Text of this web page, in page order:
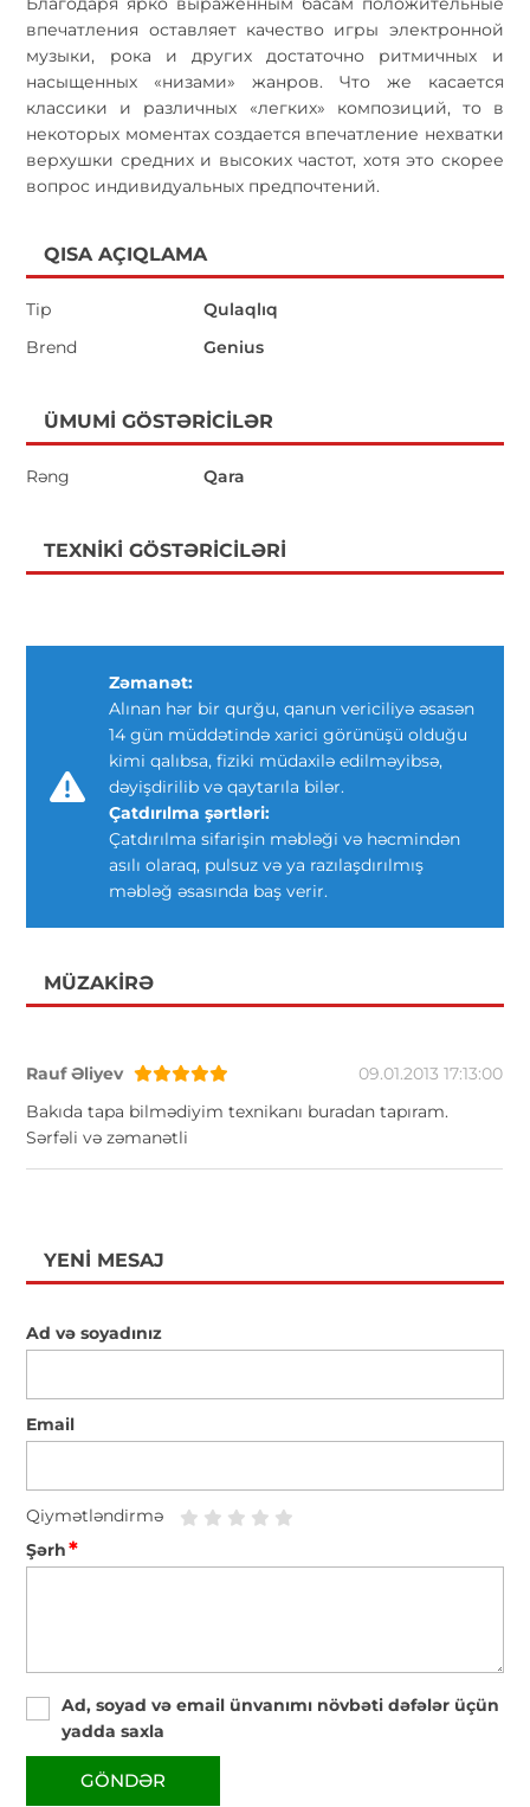
впечатления оставляет качество игры электронной
музыки, рока и других достаточно ритмичных и
насыщенных «низами» жанров. Что же касается
классики и различных «легких» композиций, то в
некоторых моментах создается впечатление нехватки
верхушки средних и высоких частот, хотя это скорее
вопрос индивидуальных предпочтений.
QISA AÇIQLAMA
Tip
Qulaqlıq
Brend
Genius
ÜMUMI GÖSTƏRICILƏR
Rəng Qara
TEXNIKI GÖSTƏRICILƏRI
Zəmanət:
Alınan hər bir qurğu, qanun vericiliyə əsasən
14 gün müddətində xarici görünüşü olduğu
kimi qalıbsa, fiziki müdaxilə edilməyibsə,
dəyişdirilib və qaytarıla bilər.
Çatdırılma şərtləri:
Çatdırılma sifarişin məbləği və həcmindən
asılı olaraq, pulsuz və ya razılaşdırılmış
məbləğ əsasında baş verir.
MÜZAKIRƏ
Rauf Əliyev
09.01.2013 17:13:00
Bakıda tapa bilmədiyim texnikanı buradan tapıram.
Sərfəli və zəmanətli
YENI MESAJ
Ad və soyadınız
Email
Qiymətləndirmə
Şərh*
Ad, soyad və email ünvanımı növbəti dəfələr üçün
yadda saxla
GÖNDƏR